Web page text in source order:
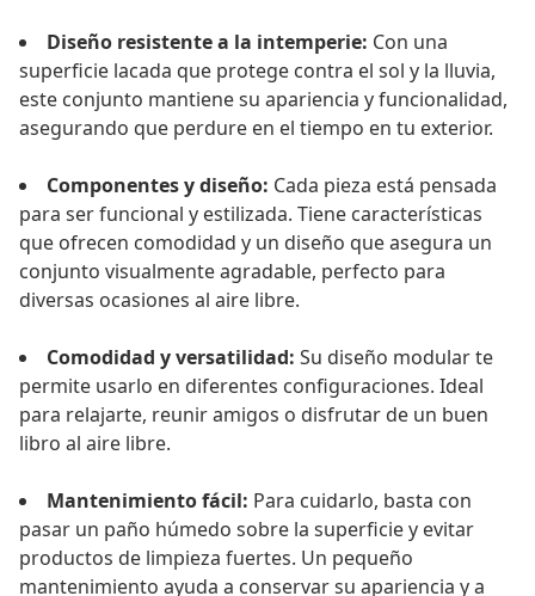
Diseño resistente a la intemperie: Con una
superficie lacada que protege contra el sol y la lluvia,
este conjunto mantiene su apariencia y funcionalidad,
asegurando que perdure en el tiempo en tu exterior.
Componentes y diseño: Cada pieza está pensada
para ser funcional y estilizada. Tiene características
que ofrecen comodidad y un diseño que asegura un
conjunto visualmente agradable, perfecto para
diversas ocasiones al aire libre.
Comodidad y versatilidad: Su diseño modular te
permite usarlo en diferentes configuraciones. Ideal
para relajarte, reunir amigos o disfrutar de un buen
libro al aire libre.
Mantenimiento fácil: Para cuidarlo, basta con
pasar un paño húmedo sobre la superficie y evitar
productos de limpieza fuertes. Un pequeño
mantenimiento ayuda a conservar su apariencia y a